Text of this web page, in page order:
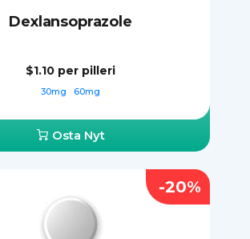
Dexlansoprazole
$1.10 per pilleri
30mg 60mg
Osta Nyt
-20%